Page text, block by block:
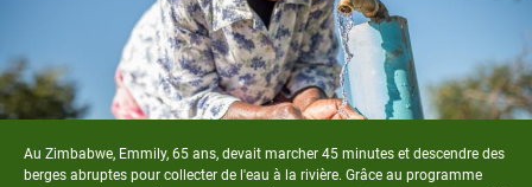
Au Zimbabwe, Emmily, 65 ans, devait marcher 45 minutes et descendre des
berges abruptes pour collecter de l'eau à la rivière. Grâce au programme